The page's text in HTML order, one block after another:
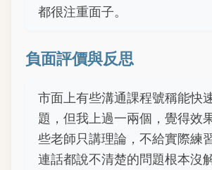
都很注重面子。
負面評價與反思
市面上有些溝通課程號稱能快
題，但我上過一兩個，覺得效
些老師只講理論，不給實際練
連話都說不清楚的問題根本沒